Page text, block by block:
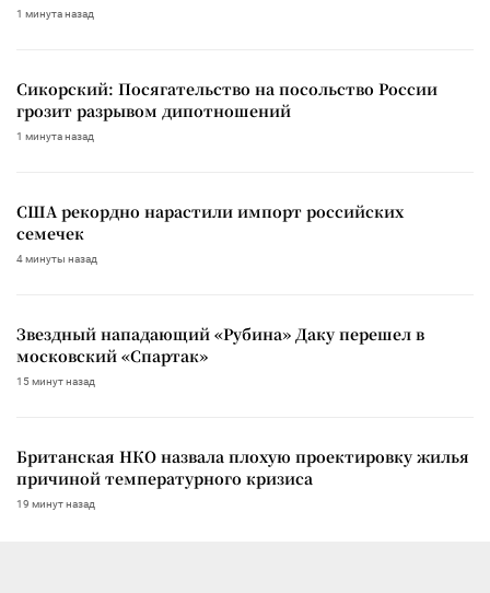
1 минута назад
Сикорский: Посягательство на посольство России
грозит разрывом дипотношений
1 минута назад
США рекордно нарастили импорт российских
семечек
4 минуты назад
Звездный нападающий «Рубина» Даку перешел в
московский «Спартак»
15 минут назад
Британская НКО назвала плохую проектировку жилья
причиной температурного кризиса
19 минут назад